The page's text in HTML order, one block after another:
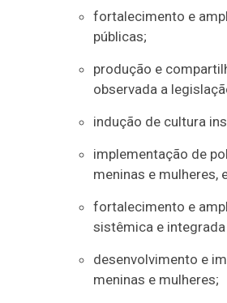
fortalecimento e
públicas;
produção e
observada a
indução de cultura
implementação de
meninas e mulheres,
fortalecimento e
sistêmica e
desenvolvimento e
meninas e mulheres;